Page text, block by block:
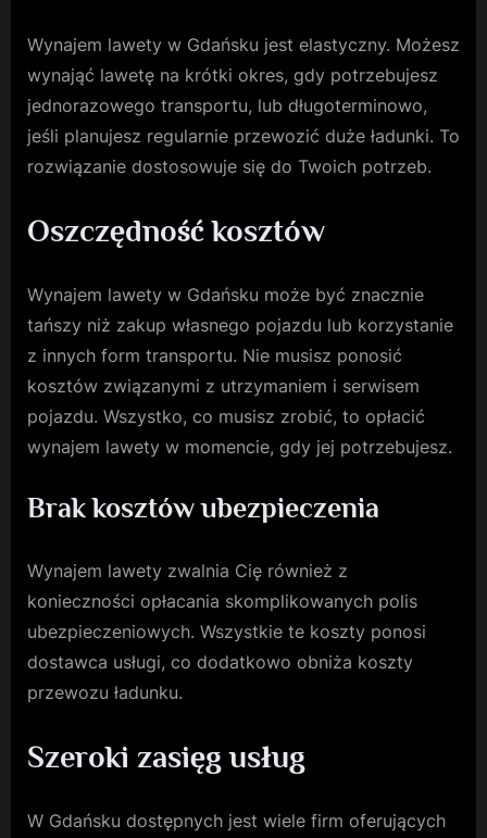
Wynajem lawety w Gdańsku jest elastyczny. Możesz
wynająć lawetę na krótki okres, gdy potrzebujesz
jednorazowego transportu, lub długoterminowo,
jeśli planujesz regularnie przewozić duże ładunki. To
rozwiązanie dostosowuje się do Twoich potrzeb.
Oszczędność kosztów
Wynajem lawety w Gdańsku może być znacznie
tańszy niż zakup własnego pojazdu lub korzystanie
z innych form transportu. Nie musisz ponosić
kosztów związanymi z utrzymaniem i serwisem
pojazdu. Wszystko, co musisz zrobić, to opłacić
wynajem lawety w momencie, gdy jej potrzebujesz.
Brak kosztów ubezpieczenia
Wynajem lawety zwalnia Cię również z
konieczności opłacania skomplikowanych polis
ubezpieczeniowych. Wszystkie te koszty ponosi
dostawca usługi, co dodatkowo obniża koszty
przewozu ładunku.
Szeroki zasięg usług
W Gdańsku dostępnych jest wiele firm oferujących